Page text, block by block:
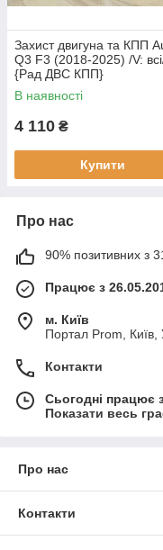
Захист двигуна та КПП
Q3 F3 (2018-2025) /V:
{Рад ДВС КПП}
В наявності
4 110 ₴
Купити
Про нас
90% позитивних з
Працює з
м. Київ
Портал Prom, Київ,
Контакти
Сьогодні працює
Показати весь
Про нас
Контакти